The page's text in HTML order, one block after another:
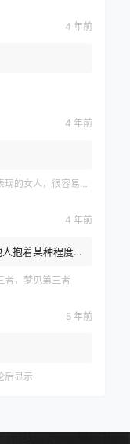
4 年前
4 年前
易和别人发生关系，再漂亮也别娶
4 年前
抱着某种程度的
者，梦见第三者
5 年前
后显示